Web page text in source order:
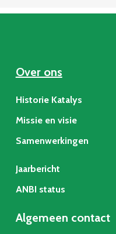
Over ons
Historie Katalys
Missie en visie
Samenwerkingen
Jaarbericht
ANBI status
Algemeen contact